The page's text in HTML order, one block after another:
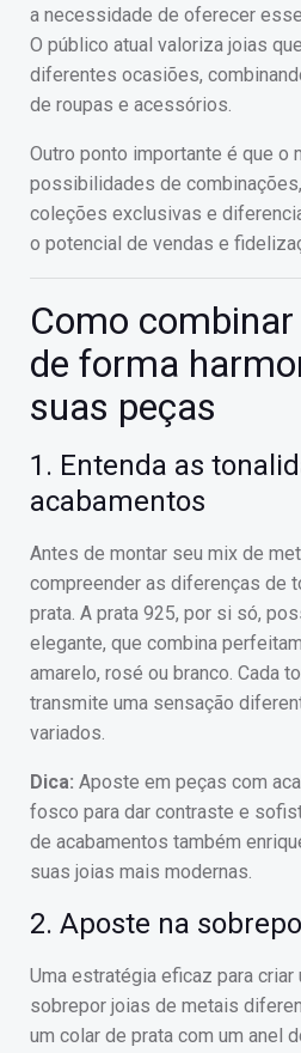
a necessidade de oferecer
O público atual valoriza joias
diferentes ocasiões,
de roupas e acessórios.
Outro ponto importante é que o
possibilidades de
coleções exclusivas e
o potencial de vendas e
Como
de forma
suas peças
1. Entenda as
acabamentos
Antes de montar seu mix de
compreender as diferenças de
prata. A prata 925, por si só,
elegante, que combina
amarelo, rosé ou branco. Cada
transmite uma sensação
variados.
Dica: Aposte em peças com
fosco para dar contraste e
de acabamentos também
suas joias mais modernas.
2. Aposte na
Uma estratégia eficaz para
sobrepor joias de metais
um colar de prata com um anel